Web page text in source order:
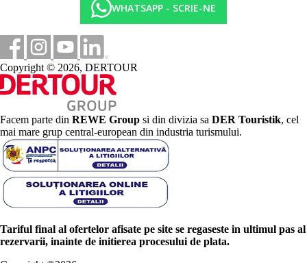
WHATSAPP - SCRIE-NE
Copyright © 2026, DERTOUR
Facem parte din REWE Group si din divizia sa DER Touristik, cel
mai mare grup central-european din industria turismului.
Tariful final al ofertelor afisate pe site se regaseste in ultimul pas al
rezervarii, inainte de initierea procesului de plata.